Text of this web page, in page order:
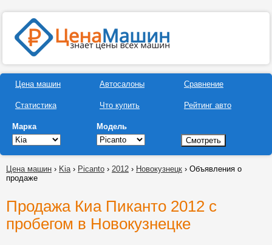
Цена машин
Статистика
Автосалоны
Что купить
Сравнение
Рейтинг авто
Марка Модель
Цена машин › Kia› Picanto › 2012 › Новокузнецк › Объявления о
продаже
Продажа Киа Пиканто 2012 с
пробегом в Новокузнецке